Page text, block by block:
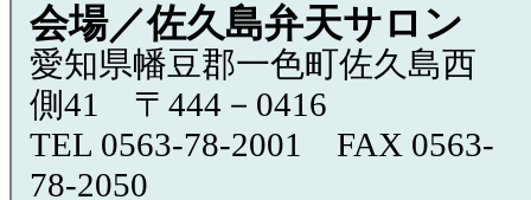
会場／佐久島弁天サロン
愛知県幡豆郡一色町佐久島西
側41 〒444－0416
TEL 0563-78-2001 FAX 0563-
78-2050